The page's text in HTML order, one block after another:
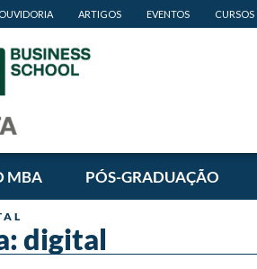
OUVIDORIA ARTIGOS EVENTOS
MBA PÓS-GRADUAÇÃO
digital